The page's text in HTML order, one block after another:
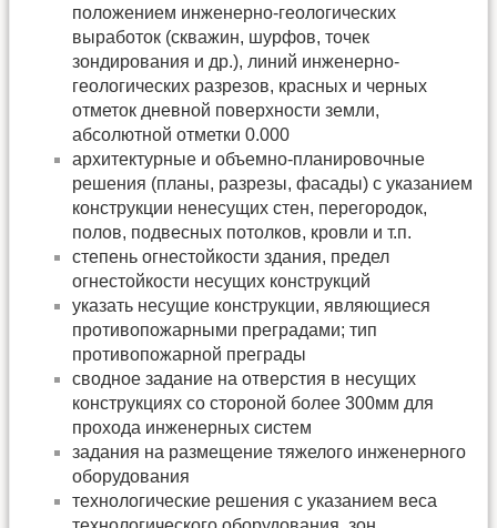
положением инженерно-геологических
выработок (скважин, шурфов, точек
зондирования и др.), линий инженерно-
геологических разрезов, красных и черных
отметок дневной поверхности земли,
абсолютной отметки 0.000
архитектурные и объемно-планировочные
решения (планы, разрезы, фасады) с указанием
конструкции ненесущих стен, перегородок,
полов, подвесных потолков, кровли и т.п.
степень огнестойкости здания, предел
огнестойкости несущих конструкций
указать несущие конструкции, являющиеся
противопожарными преградами; тип
противопожарной преграды
сводное задание на отверстия в несущих
конструкциях со стороной более 300мм для
прохода инженерных систем
задания на размещение тяжелого инженерного
оборудования
технологические решения с указанием веса